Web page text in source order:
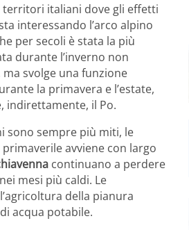
territori italiani dove gli effetti
interessando l’arco alpino
per secoli è stata la più
durante l’inverno non
svolge una funzione
la primavera e l’estate,
indirettamente, il Po.
sono sempre più miti, le
avviene con largo
continuano a perdere
mesi più caldi. Le
della pianura
acqua potabile.